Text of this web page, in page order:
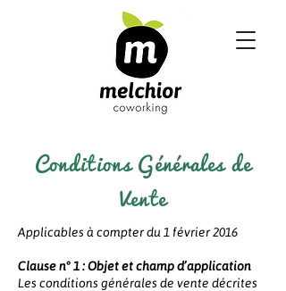
Conditions Générales de
Vente
Applicables à compter du 1 février 2016
Clause n° 1 : Objet et champ d’application
Les conditions générales de vente décrites